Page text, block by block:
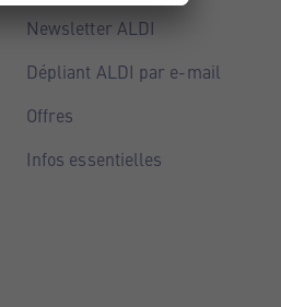
Newsletter ALDI
Dépliant ALDI par e-mail
Offres
Infos essentielles